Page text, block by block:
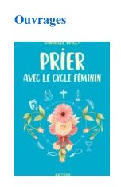
Ouvrages